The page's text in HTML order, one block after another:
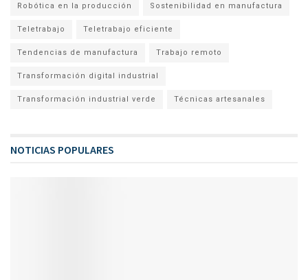
Robótica en la producción Sostenibilidad en manufactura
Teletrabajo Teletrabajo eficiente
Tendencias de manufactura Trabajo remoto
Transformación digital industrial
Transformación industrial verde Técnicas artesanales
NOTICIAS POPULARES